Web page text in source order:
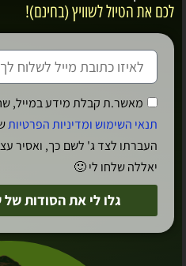
לכם את הטיול לשוויץ (בחינם)!
מאשר.ת קבלת מידע במייל,
תנאי השימוש ומדיניות הפרטיות
העברתו לצד ג' לשם כך, ואסיר
יאללה שלחו לי 🙂
גלו לי את הסודות של